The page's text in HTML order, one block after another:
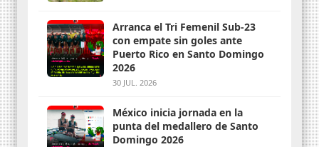
Arranca el Tri Femenil Sub-23
con empate sin goles ante
Puerto Rico en Santo Domingo
2026
30 JUL. 2026
México inicia jornada en la
punta del medallero de Santo
Domingo 2026